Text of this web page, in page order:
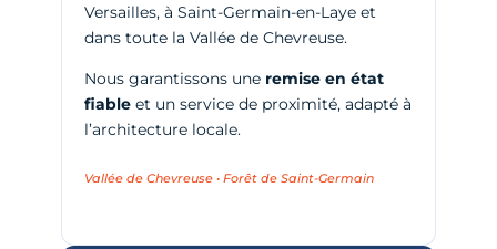
Versailles, à Saint-Germain-en-Laye et
dans toute la Vallée de Chevreuse.
Nous garantissons une remise en état
fiableet un service de proximité, adapté à
l’architecture locale.
Vallée de Chevreuse • Forêt de Saint-Germain